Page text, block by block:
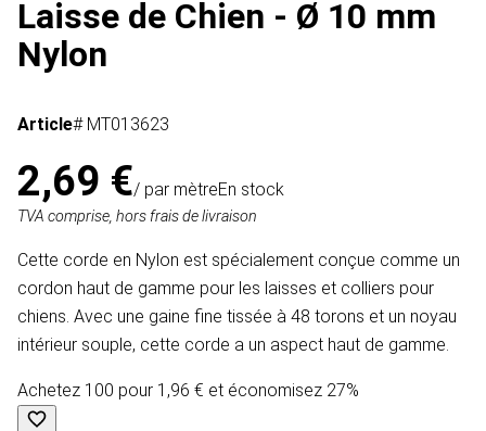
Laisse de Chien - Ø 10 mm
Nylon
Article# MT013623
2,69 €/ par mètreEn stock
TVA comprise, hors frais de livraison
Cette corde en Nylon est spécialement conçue comme un
cordon haut de gamme pour les laisses et colliers pour
chiens. Avec une gaine fine tissée à 48 torons et un noyau
intérieur souple, cette corde a un aspect haut de gamme.
Achetez 100 pour 1,96 € et économisez 27%